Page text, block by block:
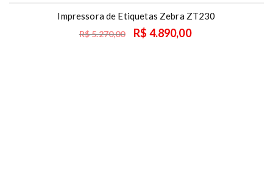
Impressora de Etiquetas Zebra ZT230
R$5.270,00 R$ 4.890,00